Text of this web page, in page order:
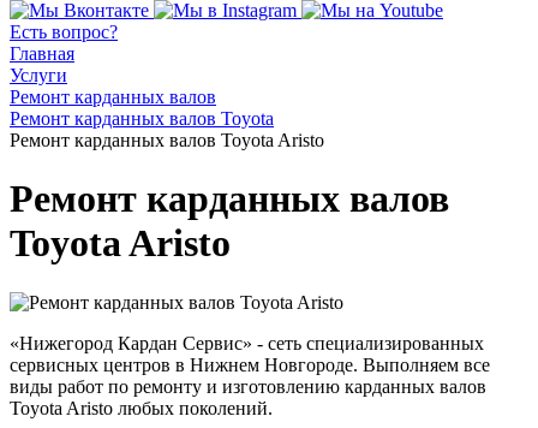
Есть вопрос?
Главная
Услуги
Ремонт карданных валов
Ремонт карданных валов Toyota
Ремонт карданных валов Toyota Aristo
Ремонт карданных валов
Toyota Aristo
«Нижегород Кардан Сервис» - сеть специализированных
сервисных центров в Нижнем Новгороде. Выполняем все
виды работ по ремонту и изготовлению карданных валов
Toyota Aristo любых поколений.